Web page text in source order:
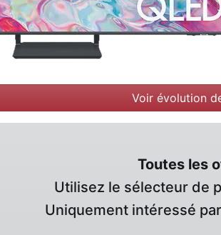
Voir évolution
Toutes les
Utilisez le sélecteur de
Uniquement intéressé